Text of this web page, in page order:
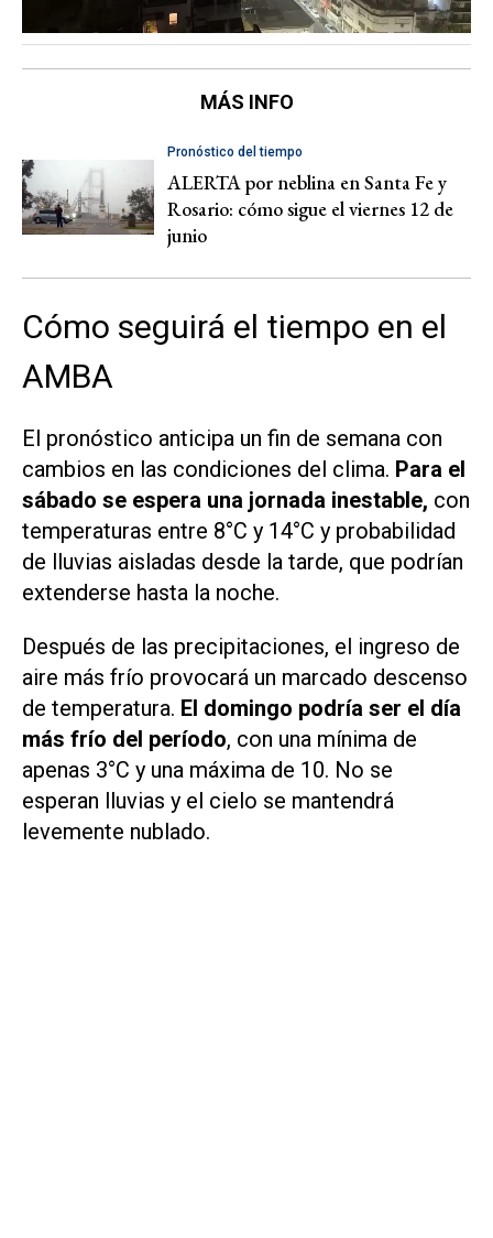
MÁS INFO
Pronóstico del tiempo
ALERTA por neblina en Santa Fe y
Rosario: cómo sigue el viernes 12 de
junio
Cómo seguirá el tiempo en el
AMBA
El pronóstico anticipa un fin de semana con
cambios en las condiciones del clima. Para el
sábado se espera una jornada inestable, con
temperaturas entre 8°C y 14°C y probabilidad
de lluvias aisladas desde la tarde, que podrían
extenderse hasta la noche.
Después de las precipitaciones, el ingreso de
aire más frío provocará un marcado descenso
de temperatura. El domingo podría ser el día
más frío del período, con una mínima de
apenas 3°C y una máxima de 10. No se
esperan lluvias y el cielo se mantendrá
levemente nublado.